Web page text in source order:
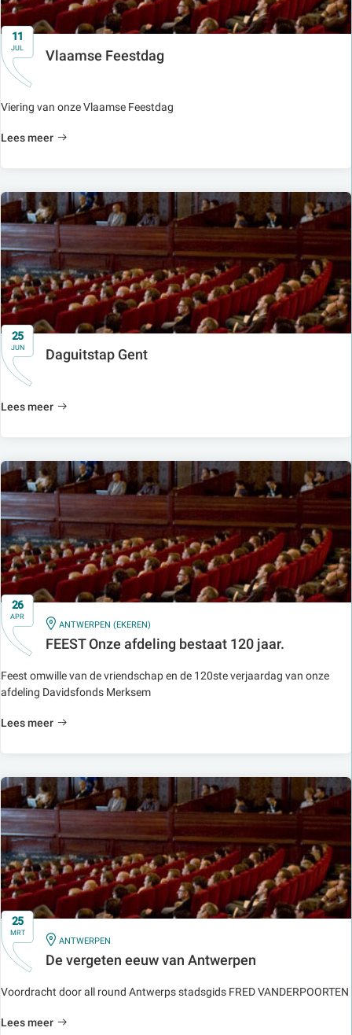
11
JUL
Vlaamse Feestdag
Viering van onze Vlaamse Feestdag
Lees meer
25
JUN
Daguitstap Gent
Lees meer
26
APR
IN
ANTWERPEN (EKEREN)
FEEST Onze afdeling bestaat 120 jaar.
Feest omwille van de vriendschap en de 120ste verjaardag van onze
afdeling Davidsfonds Merksem
Lees meer
25
MRT
IN
ANTWERPEN
De vergeten eeuw van Antwerpen
Voordracht door all round Antwerps stadsgids FRED VANDERPOORTEN
Lees meer